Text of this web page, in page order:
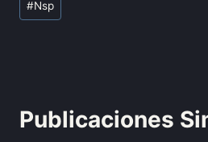
#Nsp
Publicaciones